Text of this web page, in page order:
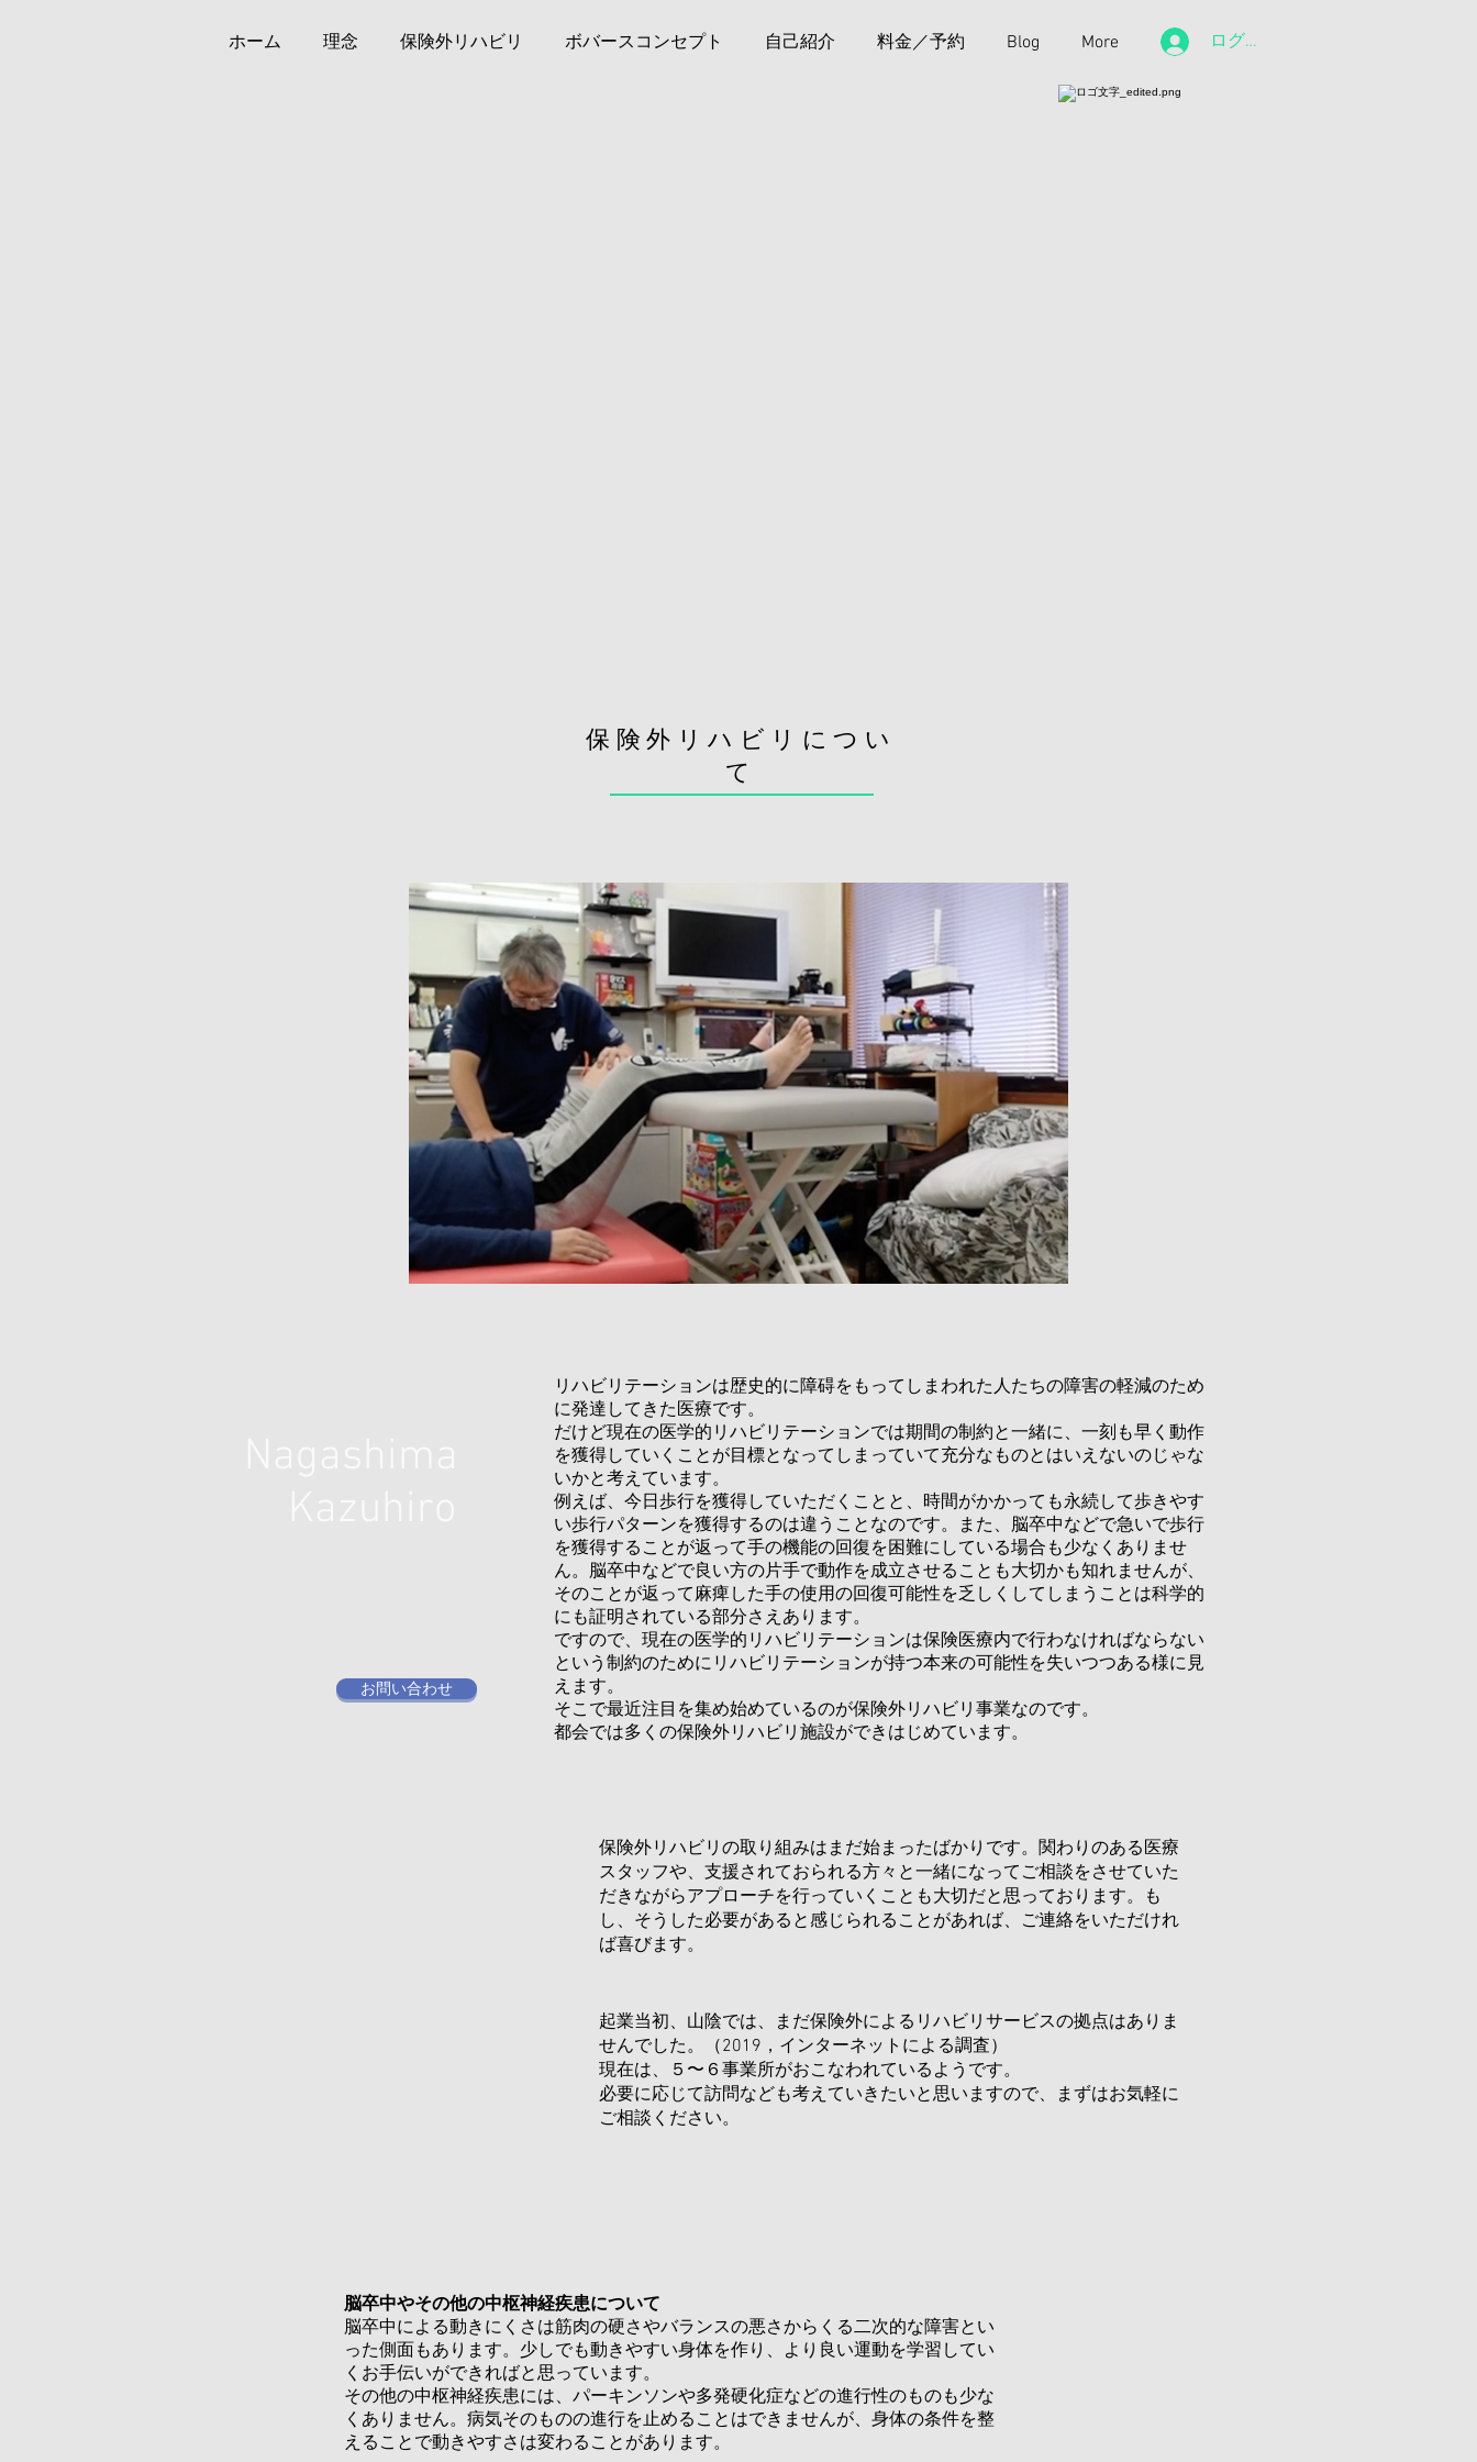
ホーム 理念 保険外リハビリ ボバースコンセプト 自己紹介 料金／予約 Blog More ログイン
保険外リハビリについ
て
お問い合わせ
リハビリテーションは歴史的に障碍をもってしまわれた人たちの障害の軽減のため
に発達してきた医療です。
だけど現在の医学的リハビリテーションでは期間の制約と一緒に、一刻も早く動作
を獲得していくことが目標となってしまっていて充分なものとはいえないのじゃな
いかと考えています。
例えば、今日歩行を獲得していただくことと、時間がかかっても永続して歩きやす
い歩行パターンを獲得するのは違うことなのです。また、脳卒中などで急いで歩行
を獲得することが返って手の機能の回復を困難にしている場合も少なくありませ
ん。脳卒中などで良い方の片手で動作を成立させることも大切かも知れませんが、
そのことが返って麻痺した手の使用の回復可能性を乏しくしてしまうことは科学的
にも証明されている部分さえあります。
ですので、現在の医学的リハビリテーションは保険医療内で行わなければならない
という制約のためにリハビリテーションが持つ本来の可能性を失いつつある様に見
えます。
そこで最近注目を集め始めているのが保険外リハビリ事業なのです。
都会では多くの保険外リハビリ施設ができはじめています。
保険外リハビリの取り組みはまだ始まったばかりです。関わりのある医療
スタッフや、支援されておられる方々と一緒になってご相談をさせていた
だきながらアプローチを行っていくことも大切だと思っております。も
し、そうした必要があると感じられることがあれば、ご連絡をいただけれ
ば喜びます。
起業当初、山陰では、まだ保険外によるリハビリサービスの拠点はありま
せんでした。（2019，インターネットによる調査）
現在は、５〜６事業所がおこなわれているようです。
​必要に応じて訪問なども考えていきたいと思いますので、まずはお気軽に
ご相談ください。
脳卒中やその他の中枢神経疾患について
​脳卒中による動きにくさは筋肉の硬さやバランスの悪さからくる二次的な障害とい
った側面もあります。少しでも動きやすい身体を作り、より良い運動を学習してい
くお手伝いができればと思っています。
その他の中枢神経疾患には、パーキンソンや多発硬化症などの進行性のものも少な
くありません。病気そのものの進行を止めることはできませんが、身体の条件を整
えることで動きやすさは変わることがあります。